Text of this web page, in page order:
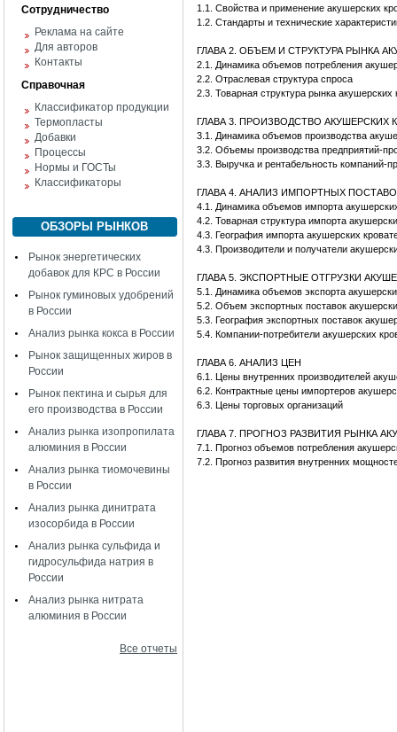
Сотрудничество
Реклама на сайте
Для авторов
Контакты
Справочная
Классификатор продукции
Термопласты
Добавки
Процессы
Нормы и ГОСТы
Классификаторы
ОБЗОРЫ РЫНКОВ
Рынок энергетических
добавок для КРС в России
Рынок гуминовых удобрений
в России
Анализ рынка кокса в России
Рынок защищенных жиров в
России
Рынок пектина и сырья для
его производства в России
Анализ рынка изопропилата
алюминия в России
Анализ рынка тиомочевины
в России
Анализ рынка динитрата
изосорбида в России
Анализ рынка сульфида и
гидросульфида натрия в
России
Анализ рынка нитрата
алюминия в России
Все отчеты
1.1. Свойства и применение акушерских
1.2. Стандарты и технические
ГЛАВА 2. ОБЪЕМ И СТРУКТУРА РЫНКА
2.1. Динамика объемов потребления
2.2. Отраслевая структура спроса
2.3. Товарная структура рынка акушерских
ГЛАВА 3. ПРОИЗВОДСТВО АКУШЕРСКИХ
3.1. Динамика объемов производства
3.2. Объемы производства предприятий-
3.3. Выручка и рентабельность компаний-
ГЛАВА 4. АНАЛИЗ ИМПОРТНЫХ
4.1. Динамика объемов импорта
4.2. Товарная структура импорта
4.3. География импорта акушерских
4.3. Производители и получатели
ГЛАВА 5. ЭКСПОРТНЫЕ ОТГРУЗКИ
5.1. Динамика объемов экспорта
5.2. Объем экспортных поставок
5.3. География экспортных поставок
5.4. Компании-потребители акушерских
ГЛАВА 6. АНАЛИЗ ЦЕН
6.1. Цены внутренних производителей
6.2. Контрактные цены импортеров
6.3. Цены торговых организаций
ГЛАВА 7. ПРОГНОЗ РАЗВИТИЯ РЫНКА
7.1. Прогноз объемов потребления
7.2. Прогноз развития внутренних